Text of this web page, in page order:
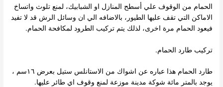
الحمام من الوقوف علي أسطح المنازل او الشبابيك، لمنع تلوث واتساخ
الاماكن التي تقف عليها الطيور، بالاضافه الي ان وسائل الرش قد لا تفيد
فيعود الحمام مرة اخرى، لذلك يتم تركيب الطرود لمكافحة الحمام.
تركيب طارد الحمام.
طارد الحمام هذا عباره عن اشواك من الاستانلس ستيل بعرض ١٦سم ،
يوجد بالمتر مائة شوكة مدينة موزعة لمنع وقوف اي طائر عليها.